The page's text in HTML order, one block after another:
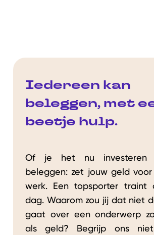
Iedereen kan
beleggen, met
beetje hulp.
Of je het nu investeren
beleggen: zet jouw geld
werk. Een topsporter traint
dag. Waarom zou jij dat niet
gaat over een onderwerp
als geld? Begrijp ons niet